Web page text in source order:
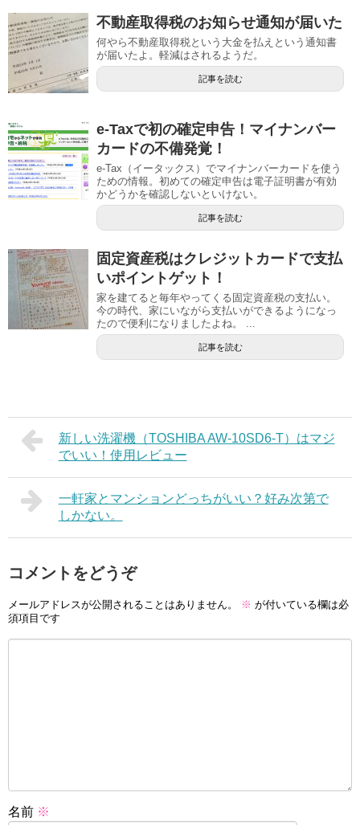
不動産取得税のお知らせ通知が届いた
何やら不動産取得税という大金を払えという通知書
が届いたよ。軽減はされるようだ。
記事を読む
e-Taxで初の確定申告！マイナンバー
カードの不備発覚！
e-Tax（イータックス）でマイナンバーカードを使う
ための情報。初めての確定申告は電子証明書が有効
かどうかを確認しないといけない。
記事を読む
固定資産税はクレジットカードで支払
いポイントゲット！
家を建てると毎年やってくる固定資産税の支払い。
今の時代、家にいながら支払いができるようになっ
たので便利になりましたよね。 ...
記事を読む
新しい洗濯機（TOSHIBA AW-10SD6-T）はマジ
でいい！使用レビュー
一軒家とマンションどっちがいい？好み次第で
しかない。
コメントをどうぞ
メールアドレスが公開されることはありません。 ※ が付いている欄は必
須項目です
名前 ※